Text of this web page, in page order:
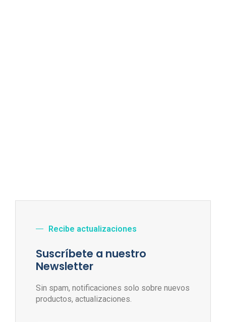
Recibe actualizaciones
Suscríbete a nuestro
Newsletter
Sin spam, notificaciones solo sobre nuevos
productos, actualizaciones.